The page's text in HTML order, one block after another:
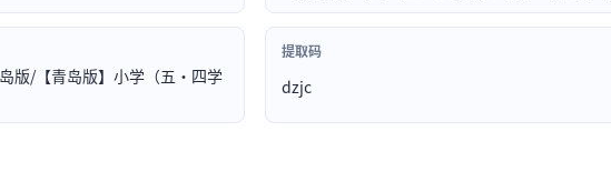
版/【青岛版】小学（五•四学
提取码
dzjc